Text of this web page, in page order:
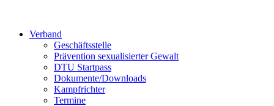
Verband
Geschäftsstelle
Prävention sexualisierter Gewalt
DTU Startpass
Dokumente/Downloads
Kampfrichter
Termine